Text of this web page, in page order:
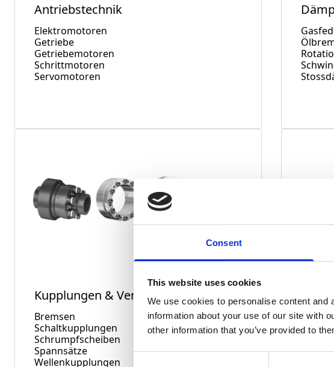
Consent
This website uses cookies
We use cookies to personalise content
information about your use of our site with
other information that you’ve provided to
Antriebstechnik
Elektromotoren
Getriebe
Getriebemotoren
Schrittmotoren
Servomotoren
Kupplungen & Verbindungstechnik
Bremsen
Schaltkupplungen
Schrumpfscheiben
Spannsätze
Wellenkupplungen